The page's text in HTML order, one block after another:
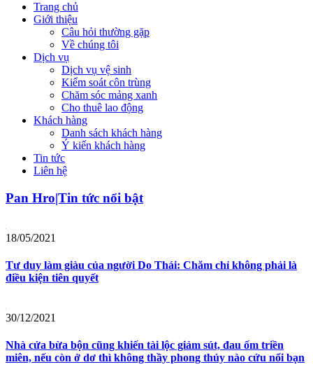
Trang chủ
Giới thiệu
Câu hỏi thường gặp
Về chúng tôi
Dịch vụ
Dịch vụ vệ sinh
Kiểm soát côn trùng
Chăm sóc mảng xanh
Cho thuê lao động
Khách hàng
Danh sách khách hàng
Ý kiến khách hàng
Tin tức
Liên hệ
Pan Hro|Tin tức nổi bật
18/05/2021
Tư duy làm giàu của người Do Thái: Chăm chỉ không phải là
điều kiện tiên quyết
30/12/2021
Nhà cửa bừa bộn cũng khiến tài lộc giảm sút, đau ốm triền
miên, nếu còn ở dơ thì không thầy phong thủy nào cứu nổi bạn